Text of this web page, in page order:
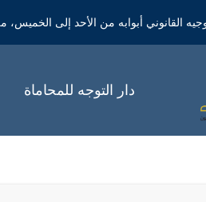
القانوني أبوابه من الأحد إلى الخميس، من الساعة 9
دار التوجه للمحاماة